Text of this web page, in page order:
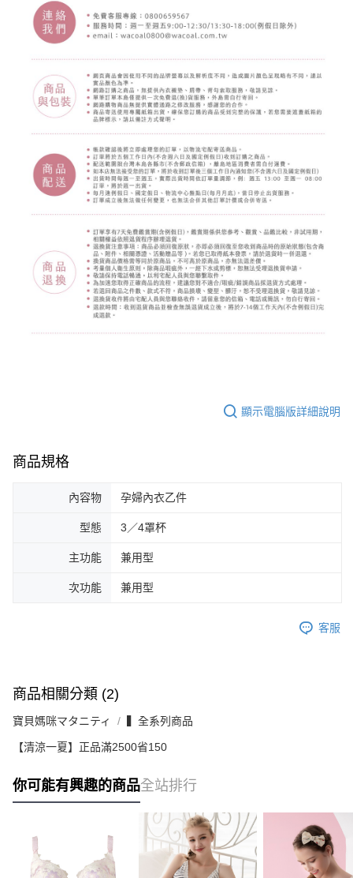
顯示電腦版詳細說明
商品規格
內容物 孕婦內衣乙件
型態 3／4罩杯
主功能 兼用型
次功能 兼用型
客服
商品相關分類 (2)
寶貝媽咪マタニティ ▍全系列商品
【清涼一夏】正品滿2500省150
你可能有興趣的商品全站排行